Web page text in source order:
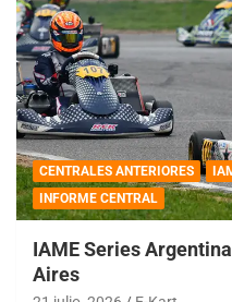
CENTRALES ANTERIORES
INFORME CENTRAL
IAME Series
Aires